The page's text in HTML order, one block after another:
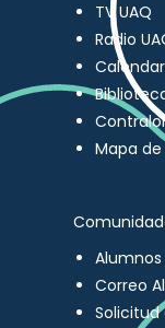
TV UAQ
Radio
Mapa
Alumnos
Correo
Solicitud